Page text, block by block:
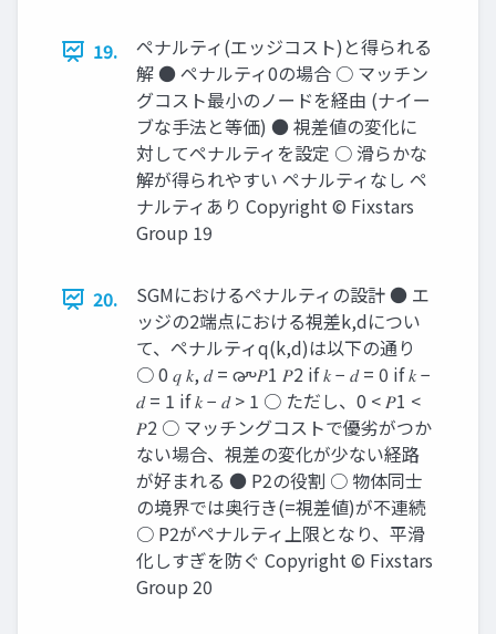
19.
ペナルティ(エッジコスト)と得られる
解 ● ペナルティ0の場合 ○ マッチン
グコスト最小のノードを経由 (ナイー
ブな手法と等価) ● 視差値の変化に
対してペナルティを設定 ○ 滑らかな
解が得られやすい ペナルティなし ペ
ナルティあり Copyright © Fixstars
Group 19
20.
SGMにおけるペナルティの設計 ● エ
ッジの2端点における視差k,dについ
て、ペナルティq(k,d)は以下の通り
○ 0 𝑞 𝑘, 𝑑 = ൞𝑃1 𝑃2 if 𝑘 − 𝑑 = 0 if 𝑘 −
𝑑 = 1 if 𝑘 − 𝑑 > 1 ○ ただし、0 < 𝑃1 <
𝑃2 ○ マッチングコストで優劣がつか
ない場合、視差の変化が少ない経路
が好まれる ● P2の役割 ○ 物体同士
の境界では奥行き(=視差値)が不連続
○ P2がペナルティ上限となり、平滑
化しすぎを防ぐ Copyright © Fixstars
Group 20